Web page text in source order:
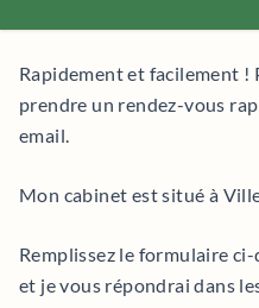
Rapidement et facilement
prendre un rendez-vous
email.
Mon cabinet est situé à
Remplissez le formulaire
et je vous répondrai dans